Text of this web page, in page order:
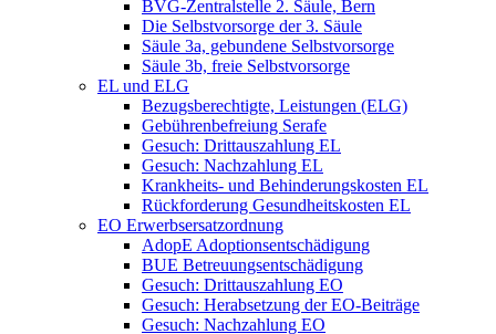
BVG-Zentralstelle 2. Säule, Bern
Die Selbstvorsorge der 3. Säule
Säule 3a, gebundene Selbstvorsorge
Säule 3b, freie Selbstvorsorge
EL und ELG
Bezugsberechtigte, Leistungen (ELG)
Gebührenbefreiung Serafe
Gesuch: Drittauszahlung EL
Gesuch: Nachzahlung EL
Krankheits- und Behinderungskosten EL
Rückforderung Gesundheitskosten EL
EO Erwerbsersatzordnung
AdopE Adoptionsentschädigung
BUE Betreuungsentschädigung
Gesuch: Drittauszahlung EO
Gesuch: Herabsetzung der EO-Beiträge
Gesuch: Nachzahlung EO